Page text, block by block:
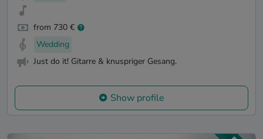
from 730 €
Wedding
Just do it! Gitarre & knuspriger Gesang.
Show profile